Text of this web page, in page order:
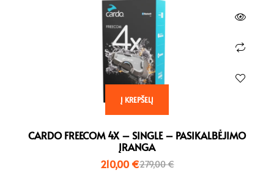
Į KREPŠELĮ
CARDO FREECOM 4X – SINGLE – PASIKALBĖJIMO
ĮRANGA
279,00€
210,00 €